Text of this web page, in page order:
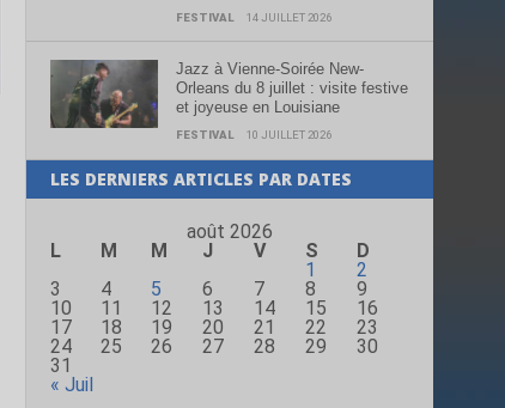
FESTIVAL 14 JUILLET 2026
Jazz à Vienne-Soirée New-
Orleans du 8 juillet : visite festive
et joyeuse en Louisiane
FESTIVAL 10 JUILLET 2026
LES DERNIERS ARTICLES PAR DATES
août 2026
L
M M J V S
D
1
2
3
4 5 6 7 8
9
10
11 12 13 14 15
16
17
18 19 20 21 22
23
24
25 26 27 28 29
30
31
« Juil